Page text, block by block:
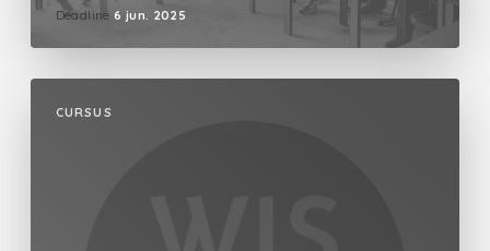
Deadline 6 jun. 2025
CURSUS